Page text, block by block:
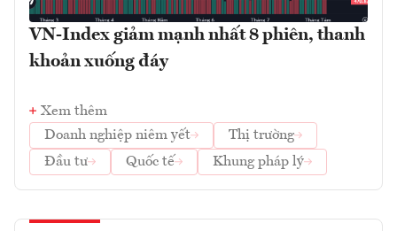
VN-Index giảm mạnh nhất 8 phiên, thanh
khoản xuống đáy
Xem thêm
Doanh nghiệp niêm yết
Thị trường
Đầu tư
Quốc tế Khung pháp lý